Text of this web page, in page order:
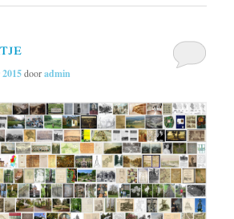
dooradmin